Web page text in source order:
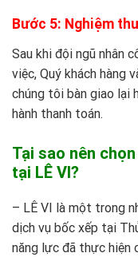
Bước 5: Nghiệm
Sau khi đội ngũ nhân
việc, Quý khách hàng
chúng tôi bàn giao lại
hành thanh toán.
Tại sao nên
tại LÊ VI?
– LÊ VI là một trong
dịch vụ bốc xếp tại
năng lực đã thực hiện